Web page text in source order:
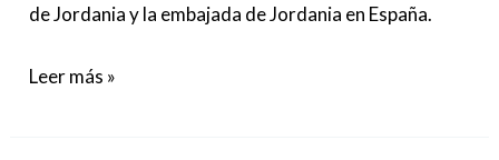
de Jordania y la embajada de Jordania en España.
Leer más »